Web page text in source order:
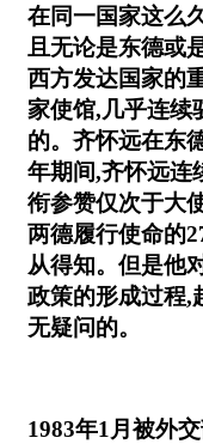
在同一国家这么
且无论是东德或
西方发达国家的
家使馆,几乎连续
的。齐怀远在东
年期间,齐怀远连
衔参赞仅次于大
两德履行使命的
从得知。但是他
政策的形成过程,
无疑问的。
1983年1月被外